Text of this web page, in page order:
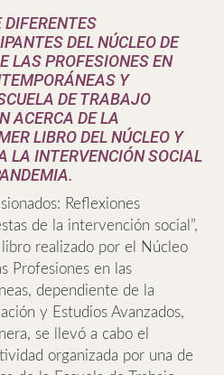
DEL NÚCLEO DE
LAS PROFESIONES EN
Y
DE TRABAJO
ACERCA DE LA
LIBRO DEL NÚCLEO Y
LA INTERVENCIÓN SOCIAL
Reflexiones
de la intervención social”,
realizado por el Núcleo
Profesiones en las
dependiente de la
y Estudios Avanzados,
se llevó a cabo el
organizada por una de